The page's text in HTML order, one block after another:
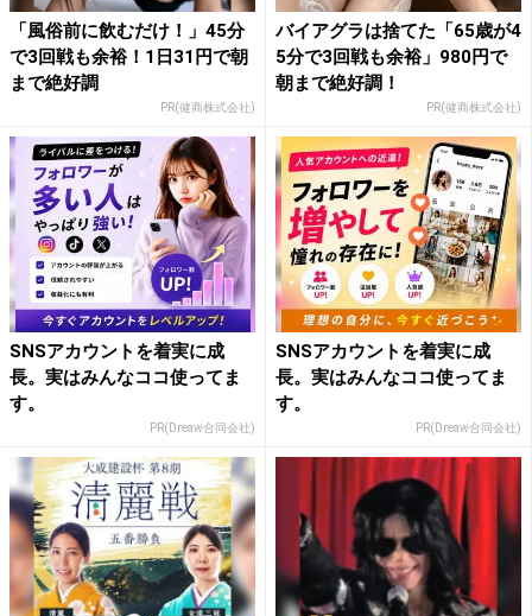
「風俗前に飲むだけ！」45分
で3回戦も余裕！1日31円で朝
まで絶好調
PR(健商株式会社)
バイアグラは捨てた「65歳が4
5分で3回戦も余裕」980円で
朝まで絶好調！
PR(健商株式会社)
SNSアカウントを着実に成
長。実はみんなココ使ってま
す。
PR(Dreaw合同会社)
SNSアカウントを着実に成
長。実はみんなココ使ってま
す。
PR(Dreaw合同会社)